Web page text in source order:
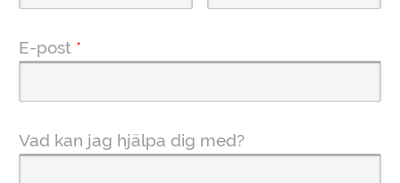
E-post *
Vad kan jag hjälpa dig med?